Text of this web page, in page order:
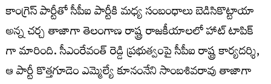
కాంగ్రెస్ పార్టీతో సీపీఐ పార్టీకి మధ్య సంబంధాలు బెడిసికొట్టాయా
అన్న చర్చ తాజాగా తెలంగాణ రాష్ట్ర రాజకీయాలలో హాట్ టాపిక్
గా మారింది. సీఎంరేవంత్ రెడ్డి ప్ర‌భుత్వంపై సీపీఐ రాష్ట్ర కార్యదర్శి,
ఆ పార్టీ కొత్తగూడెం ఎమ్మెల్యే కూనంనేని సాంబశివరావు తాజాగా